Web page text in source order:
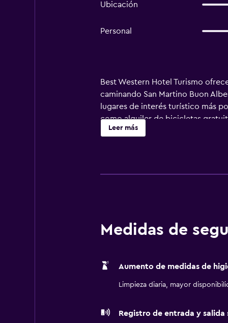
Ubicación
Personal
Best Western Hotel Turismo
caminando San Martino Buon
lugares de interés turístico más
como alquiler de bicicletas
ininterrumpidamente y les podrá
Leer más
Medidas de
Aumento de medidas de
Limpieza diaria, mayor
Registro de entrada y